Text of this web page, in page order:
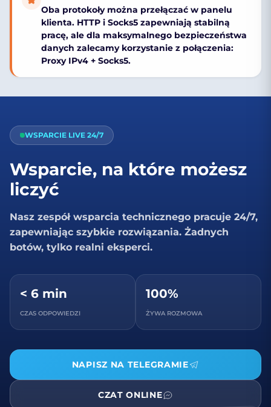
Oba protokoły można przełączać w panelu
klienta. HTTP i Socks5 zapewniają stabilną
pracę, ale dla maksymalnego bezpieczeństwa
danych zalecamy korzystanie z połączenia:
Proxy IPv4 + Socks5.
WSPARCIE LIVE 24/7
Wsparcie, na które możesz
liczyć
Nasz zespół wsparcia technicznego pracuje 24/7,
zapewniając szybkie rozwiązania. Żadnych
botów, tylko realni eksperci.
< 6 min
CZAS ODPOWIEDZI
100%
ŻYWA ROZMOWA
NAPISZ NA TELEGRAMIE
CZAT ONLINE